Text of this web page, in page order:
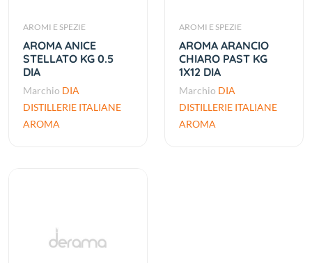
AROMI E SPEZIE
AROMA ANICE
STELLATO KG 0.5
DIA
Marchio DIA
DISTILLERIE ITALIANE
AROMA
AROMI E SPEZIE
AROMA ARANCIO
CHIARO PAST KG
1X12 DIA
Marchio DIA
DISTILLERIE ITALIANE
AROMA